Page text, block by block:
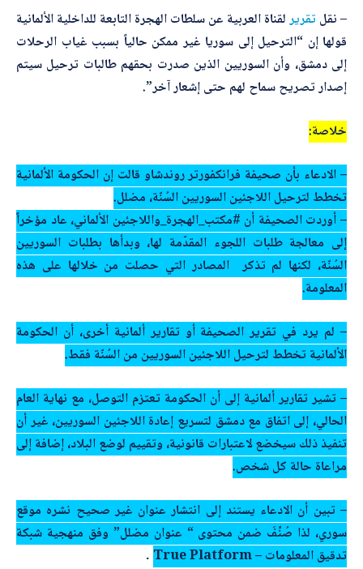
– نقل تقريرلقناة العربية عن سلطات الهجرة التابعة للداخلية الألمانية
قولها إن “الترحيل إلى سوريا غير ممكن حالياً بسبب غياب الرحلات
إلى دمشق، وأن السوريين الذين صدرت بحقهم طالبات ترحيل سيتم
إصدار تصريح سماح لهم حتى إشعار آخر”.
خلاصة:
– الادعاء بأن صحيفة فرانكفورتر روندشاو قالت إن الحكومة الألمانية
تخطط لترحيل اللاجئين السوريين السُنّة، مضلل.
– أوردت الصحيفة أن #مكتب_الهجرة_واللاجئين الألماني، عاد مؤخراً
إلى معالجة طلبات اللجوء المقدّمة لها، وبدأها بطلبات السوريين
السُنّة، لكنها لم تذكر المصادر التي حصلت من خلالها على هذه
المعلومة.
– لم يرد في تقرير الصحيفة أو تقارير ألمانية أخرى، أن الحكومة
الألمانية تخطط لترحيل اللاجئين السوريين من السُنّة فقط.
– تشير تقارير ألمانية إلى أن الحكومة تعتزم التوصل، مع نهاية العام
الحالي، إلى اتفاق معدمشق لتسريع إعادة اللاجئين السوريين، غير أن
تنفيذ ذلك سيخضع لاعتبارات قانونية، وتقييم لوضع البلاد، إضافة إلى
مراعاة حالة كل شخص.
– تبين أن الادعاء يستند إلى انتشار عنوان غير صحيح نشره موقع
سوري، لذا صُنِّفَ ضمن محتوى “ عنوان مضلل” وفق منهجية شبكة
تدقيق المعلومات – True Platform
.